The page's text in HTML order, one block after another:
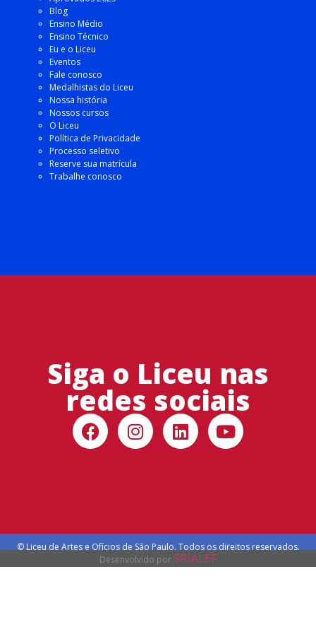
Blog
Ensino Médio
Ensino Técnico
Eu e o Liceu
Eventos
Fale conosco
Medalhistas do Liceu
Nossa história
Nossos cursos
O Liceu
Política de Privacidade
Processo seletivo
Reserve sua matrícula
Trabalhe conosco
Siga o Liceu nas
redes sociais
© Liceu de Artes e Ofícios de São Paulo. Todos os direitos reservados.
Desenvolvido por SR/ALEF